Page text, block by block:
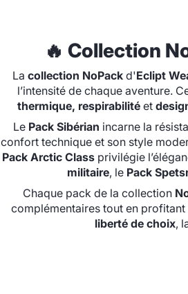
🔥 Collection
La collection NoPack d'Eclipt
l’intensité de chaque aventure.
thermique, respirabilitéet
Le Pack Sibérian incarne la
confort technique et son style
Pack Arctic Class privilégie
militaire, le Pack
Chaque pack de la collection
complémentaires tout en profitant
liberté de choix,